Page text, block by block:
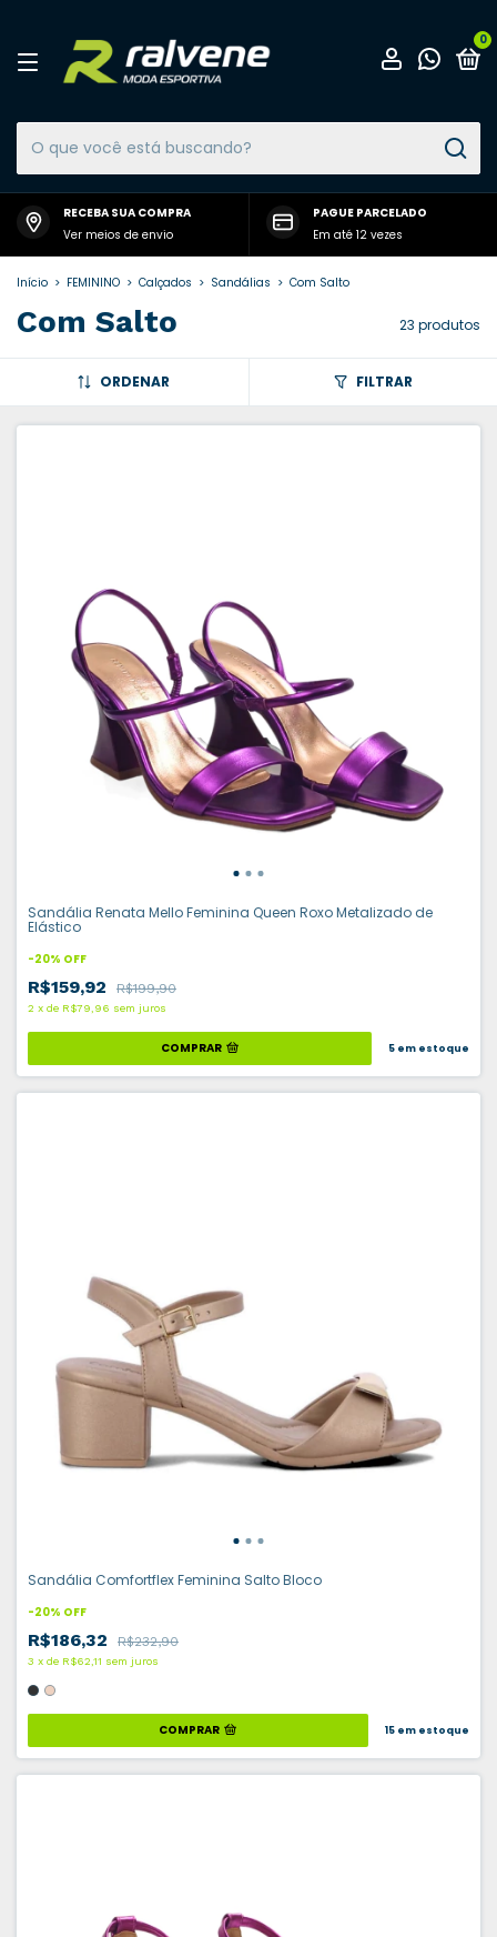
0
RECEBA SUA COMPRA
Ver meios de envio
PAGUE PARCELADO
Em até 12 vezes
Início > FEMININO > Calçados > Sandálias > Com Salto
Com Salto 23 produtos
ORDENAR FILTRAR
Sandália Renata Mello Feminina Queen Roxo Metalizado de
Elástico
-20% OFF
R$159,92 R$199,90
2 x de R$79,96 sem juros
COMPRAR 5 em estoque
Sandália Comfortflex Feminina Salto Bloco
-20% OFF
R$186,32 R$232,90
3 x de R$62,11 sem juros
COMPRAR 15 em estoque